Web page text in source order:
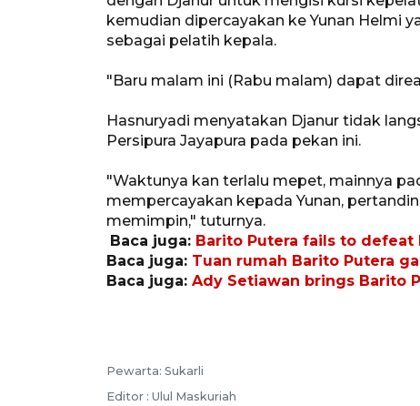
kemudian dipercayakan ke Yunan Helmi
sebagai pelatih kepala.
"Baru malam ini (Rabu malam) dapat
Hasnuryadi menyatakan Djanur tidak
Persipura Jayapura pada pekan ini.
"Waktunya kan terlalu mepet, mainnya
mempercayakan kepada Yunan,
memimpin," tuturnya.
Baca juga: Barito Putera fails to defeat
Baca juga: Tuan rumah Barito Putera
Baca juga: Ady Setiawan brings Barito
Pewarta: Sukarli
Editor : Ulul Maskuriah